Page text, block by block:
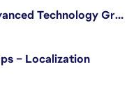
Senior Software Engineer - Advanced Technology Group
– Localization